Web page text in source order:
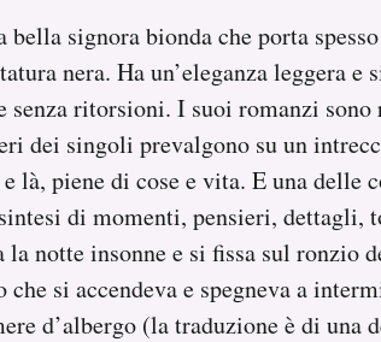
bella signora bionda che porta
nera. Ha un’eleganza leggera
senza ritorsioni. I suoi romanzi
dei singoli prevalgono su un
là, piene di cose e vita. E una delle
di momenti, pensieri,
la notte insonne e si fissa sul
si accendeva e spegneva a
d’albergo (la traduzione è di